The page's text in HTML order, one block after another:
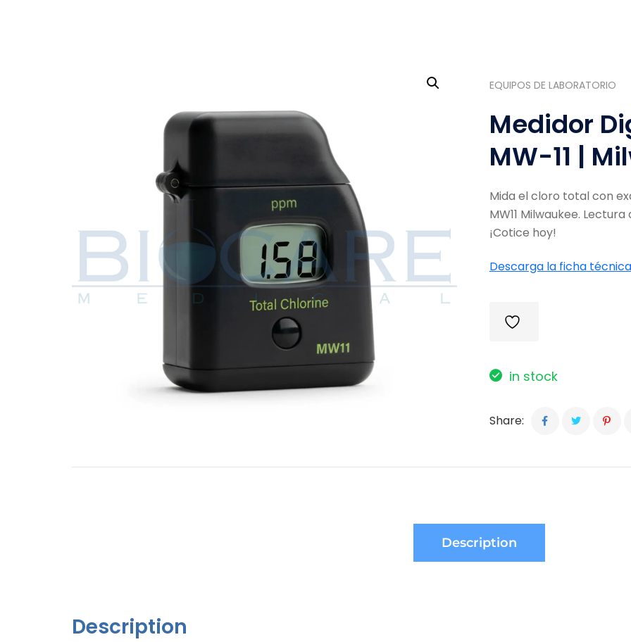
EQUIPOS DE LABORATORIO
Medidor
MW-11 |
Mida el cloro total con
MW11 Milwaukee.
¡Cotice hoy!
Descarga la ficha
in stock
Share:
Description
Description